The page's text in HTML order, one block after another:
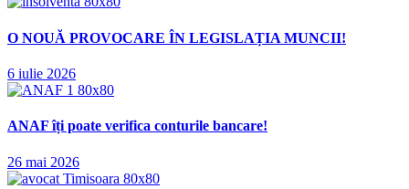
O NOUĂ PROVOCARE ÎN LEGISLAȚIA MUNCII!
6 iulie 2026
ANAF îți poate verifica conturile bancare!
26 mai 2026